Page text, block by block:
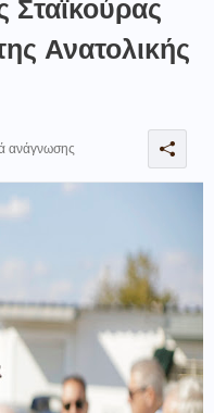
Ανατολικής
ανάγνωσης